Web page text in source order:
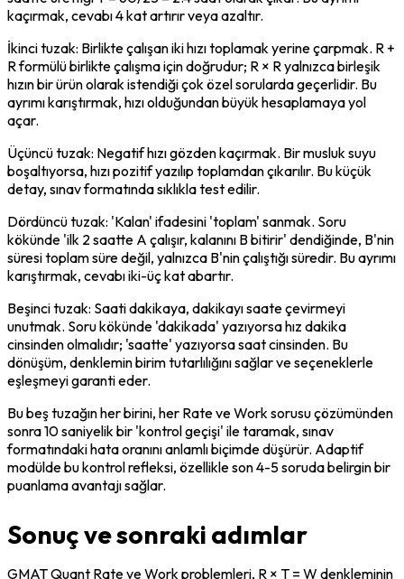
kaçırmak, cevabı 4 kat artırır veya azaltır.
İkinci tuzak: Birlikte çalışan iki hızı toplamak yerine çarpmak. R +
R formülü birlikte çalışma için doğrudur; R × R yalnızca birleşik
hızın bir ürün olarak istendiği çok özel sorularda geçerlidir. Bu
ayrımı karıştırmak, hızı olduğundan büyük hesaplamaya yol
açar.
Üçüncü tuzak: Negatif hızı gözden kaçırmak. Bir musluk suyu
boşaltıyorsa, hızı pozitif yazılıp toplamdan çıkarılır. Bu küçük
detay, sınav formatında sıklıkla test edilir.
Dördüncü tuzak: 'Kalan' ifadesini 'toplam' sanmak. Soru
kökünde 'ilk 2 saatte A çalışır, kalanını B bitirir' dendiğinde, B'nin
süresi toplam süre değil, yalnızca B'nin çalıştığı süredir. Bu ayrımı
karıştırmak, cevabı iki-üç kat abartır.
Beşinci tuzak: Saati dakikaya, dakikayı saate çevirmeyi
unutmak. Soru kökünde 'dakikada' yazıyorsa hız dakika
cinsinden olmalıdır; 'saatte' yazıyorsa saat cinsinden. Bu
dönüşüm, denklemin birim tutarlılığını sağlar ve seçeneklerle
eşleşmeyi garanti eder.
Bu beş tuzağın her birini, her Rate ve Work sorusu çözümünden
sonra 10 saniyelik bir 'kontrol geçişi' ile taramak, sınav
formatındaki hata oranını anlamlı biçimde düşürür. Adaptif
modülde bu kontrol refleksi, özellikle son 4-5 soruda belirgin bir
puanlama avantajı sağlar.
Sonuç ve sonraki adımlar
GMAT Quant Rate ve Work problemleri, R × T = W denkleminin